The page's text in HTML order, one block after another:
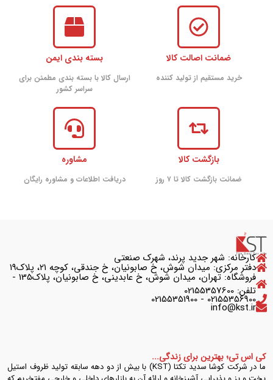
ضمانت اصالت کالا
خرید مستقیم از تولید کننده
بسته بندی ایمن
ارسال کالا با بسته بندی مطمئن برای
سراسر کشور
بازگشت کالا
ضمانت بازگشت کالا تا ۷ روز
مشاوره
دریافت اطلاعات و مشاوره رایگان
کارخانه: شهر جدید پرند، شهرک صنعتی
دفتر مرکزی: میدان شوش، خ صابونیان، خ جندقی، کوچه ۲۱، پلاک۱۹
فروشگاه: تهران، میدان شوش، خ عابدینی، خ صابونیان، پلاک135 -
تلفن: 02155357600
02155356900 - 02155351900
info@kst.ir
کی اس تی؛ بهترین برای زندگی...
ما در شرکت کوشا سدید تکتا (KST) با بیش از دو دهه سابقه تولید ظروف استیل